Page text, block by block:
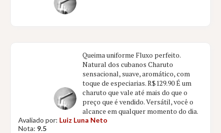
Queima uniforme Fluxo perfeito.
Natural dos cubanos Charuto
sensacional, suave, aromático, com
toque de especiarias. R$129.90 É um
charuto que vale até mais do que o
preço que é vendido. Versátil, você o
alcance em qualquer momento do dia.
Avaliado por: Luiz Luna Neto
Nota: 9.5